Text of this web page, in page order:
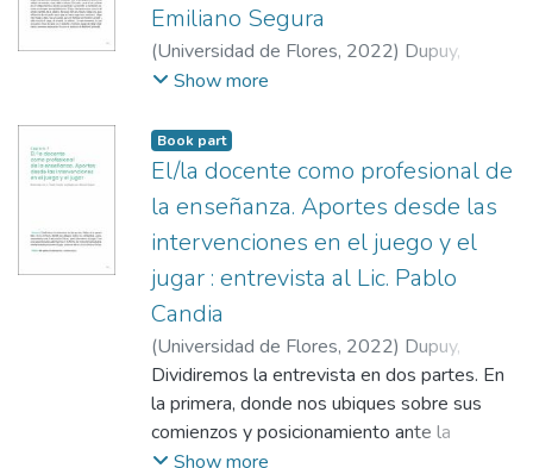
Emiliano Segura
(Universidad de Flores, 2022) Dupuy,
Manuel;Segura, Emiliano
Show more
Book part
El/la docente como profesional de
la enseñanza. Aportes desde las
intervenciones en el juego y el
jugar : entrevista al Lic. Pablo
Candia
(Universidad de Flores, 2022) Dupuy,
Manuel;Candia, Pablo;Gómez Smyth,
Leonardo; Dupuy, Manuel
Dividiremos la entrevista en dos partes. En
la primera, donde nos ubiques sobre sus
comienzos y posicionamiento ante la
educación física y, particularmente, el juego.
Show more